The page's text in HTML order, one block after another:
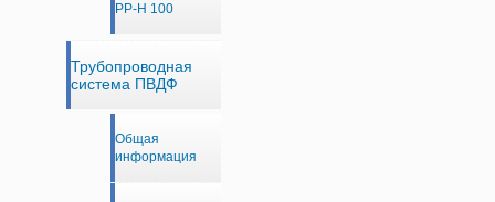
PP-H 100
Трубопроводная
система ПВДФ
Общая
информация